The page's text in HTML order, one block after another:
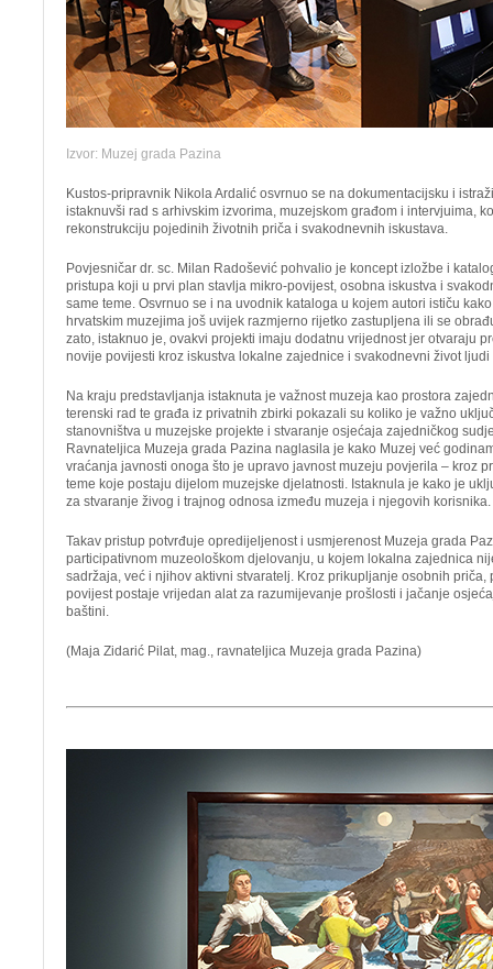
Izvor: Muzej grada Pazina
Kustos-pripravnik Nikola Ardalić osvrnuo se na dokumentacijsku i
istaknuvši rad s arhivskim izvorima, muzejskom građom i intervjuima,
rekonstrukciju pojedinih životnih priča i svakodnevnih iskustava.
Povjesničar dr. sc. Milan Radošević pohvalio je koncept izložbe i
pristupa koji u prvi plan stavlja mikro-povijest, osobna iskustva i
same teme. Osvrnuo se i na uvodnik kataloga u kojem autori ističu
hrvatskim muzejima još uvijek razmjerno rijetko zastupljena ili se
zato, istaknuo je, ovakvi projekti imaju dodatnu vrijednost jer otvaraju
novije povijesti kroz iskustva lokalne zajednice i svakodnevni život
Na kraju predstavljanja istaknuta je važnost muzeja kao prostora
terenski rad te građa iz privatnih zbirki pokazali su koliko je važno
stanovništva u muzejske projekte i stvaranje osjećaja zajedničkog
Ravnateljica Muzeja grada Pazina naglasila je kako Muzej već
vraćanja javnosti onoga što je upravo javnost muzeju povjerila – kroz
teme koje postaju dijelom muzejske djelatnosti. Istaknula je kako je
za stvaranje živog i trajnog odnosa između muzeja i njegovih korisnika.
Takav pristup potvrđuje opredijeljenost i usmjerenost Muzeja grada
participativnom muzeološkom djelovanju, u kojem lokalna zajednica
sadržaja, već i njihov aktivni stvaratelj. Kroz prikupljanje osobnih priča,
povijest postaje vrijedan alat za razumijevanje prošlosti i jačanje
baštini.
(Maja Zidarić Pilat, mag., ravnateljica Muzeja grada Pazina)